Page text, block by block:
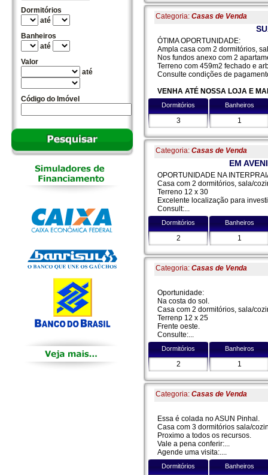
Dormitórios
até
Banheiros
até
Valor
até
Código do Imóvel
Categoria: Casas de Venda
ÓTIMA OPORTUNIDADE:
Ampla casa com 2 dormitórios,
Nos fundos anexo com 2
Terreno com 459m2 fechado e
Consulte condições de
VENHA ATÉ NOSSA LOJA E
Dormitórios Banheiros
3 1
Categoria: Casas de Venda
EM
OPORTUNIDADE NA
Casa com 2 dormitórios, sala/
Terreno 12 x 30
Excelente localização para
Consult:...
Dormitórios Banheiros
2 1
Categoria: Casas de Venda
Oportunidade:
Na costa do sol.
Casa com 2 dormitórios, sala/
Terrenp 12 x 25
Frente oeste.
Consulte:...
Dormitórios Banheiros
2 1
Categoria: Casas de Venda
Essa é colada no ASUN Pinhal.
Casa com 3 dormitórios sala/
Proximo a todos os recursos.
Vale a pena conferir:...
Agende uma visita:....
Dormitórios Banheiros